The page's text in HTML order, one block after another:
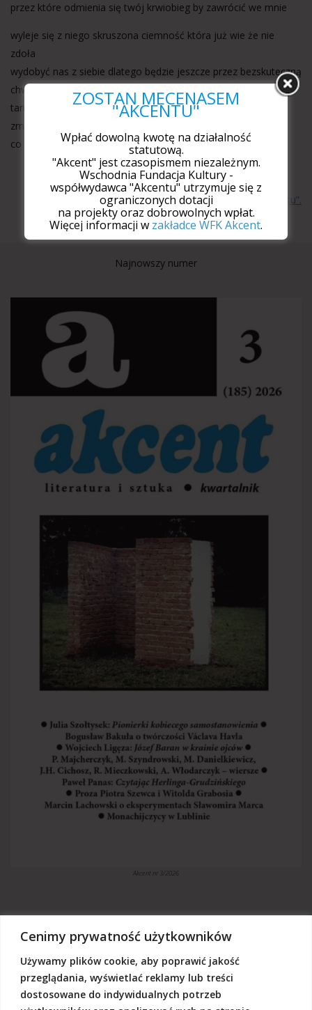
Cenimy prywatność użytkowników
Używamy plików cookie, aby poprawić jakość
przeglądania, wyświetlać reklamy lub treści
dostosowane do indywidualnych potrzeb
przez które odmienia się twój krwiobieg by zawrócić we mnie
wyleje się z niego skruszona ciemność która już wie że nie
zdoła
wydobyć nas z siebie dlatego będzie jeszcze przez bezskuteczną
chwilę
tamować żaluzjami promienie światła ciasne jak aureole
zmarłych
co zataczają już nad nami kręgi coraz mniejsze i mniejsze
Więcej wierszy w papierowym wydaniu „Akcentu”.
Najnowszy numer
Akcent nr 3/2026
„Akcent” jest czasopismem niezależnym, utrzymujemy się z dotacji
budżetowych oraz darowizn. Będziemy wdzięczni, jeśli zechcą nas
Państwo wesprzeć dowolną kwotą.
Wschodnia Fundacja Kultury „Akcent”, ul. Grodzka 3, 20-112 Lublin
ZOSTAŃ MECENASEM
"AKCENTU"
Wpłać dowolną kwotę na działalność
statutową.
"Akcent" jest czasopismem niezależnym.
Wschodnia Fundacja Kultury -
współwydawca "Akcentu" utrzymuje się z
ograniczonych dotacji
na projekty oraz dobrowolnych wpłat.
Więcej informacji w zakładce WFK Akcent.